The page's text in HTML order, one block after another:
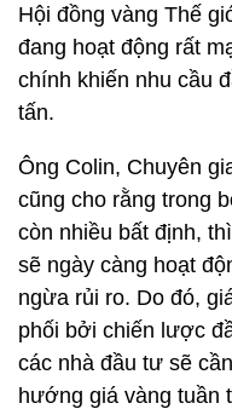
Hội đồng vàng Thế
đang hoạt động rất
chính khiến nhu cầu
tấn.
Ông Colin, Chuyên
cũng cho rằng trong
còn nhiều bất định,
sẽ ngày càng hoạt
ngừa rủi ro. Do đó,
phối bởi chiến lược
các nhà đầu tư sẽ
hướng giá vàng tuần